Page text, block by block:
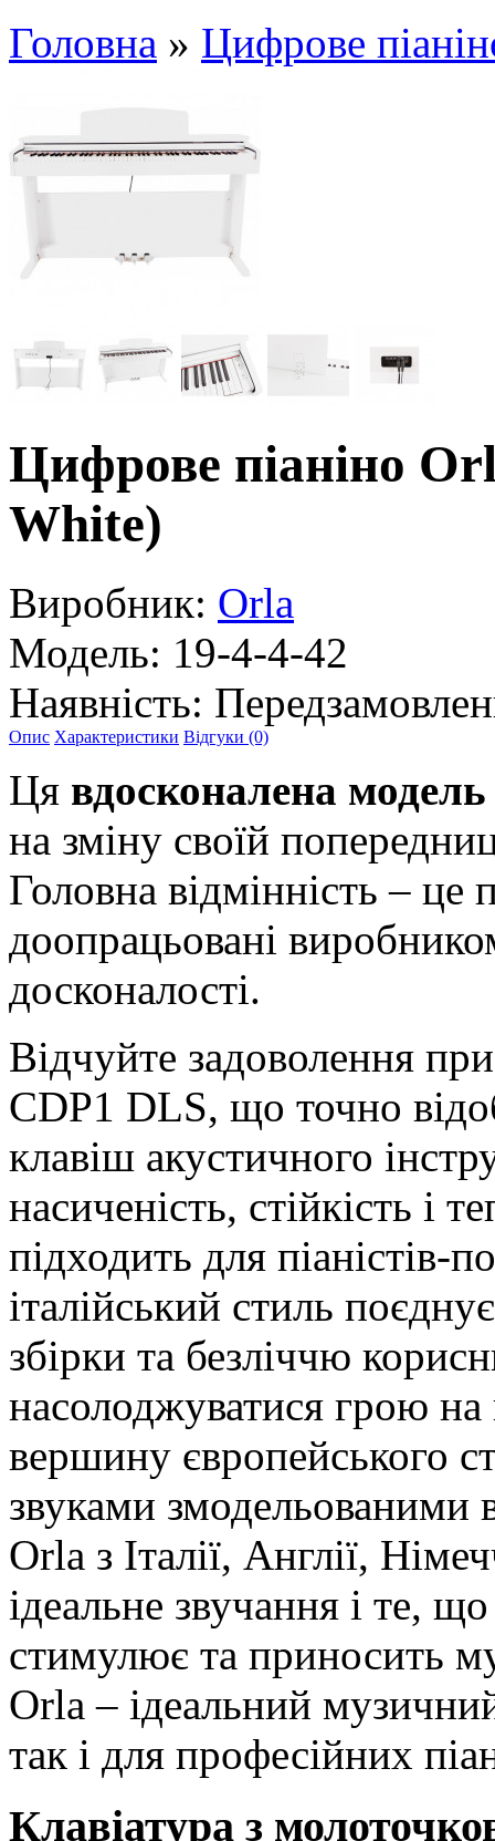
Головна » Цифрове
Цифрове піаніно
White)
Виробник: Orla
Модель: 19-4-4-42
Наявність:
Опис Характеристики Відгуки (0)
Ця вдосконалена модель
на зміну своїй
Головна відмінність – це
доопрацьовані
досконалості.
Відчуйте задоволення
CDP1 DLS, що точно
клавіш акустичного
насиченість, стійкість і
підходить для піаністів-
італійський стиль
збірки та безліччю
насолоджуватися грою
вершину європейського
звуками змодельованими
Orla з Італії, Англії,
ідеальне звучання і те,
стимулює та приносить
Orla – ідеальний
так і для професійних
Клавіатура з